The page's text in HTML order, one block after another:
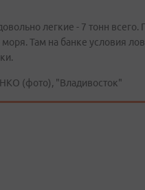
легкие - 7 тонн всего.
Там на банке условия
(фото), "Владивосток"